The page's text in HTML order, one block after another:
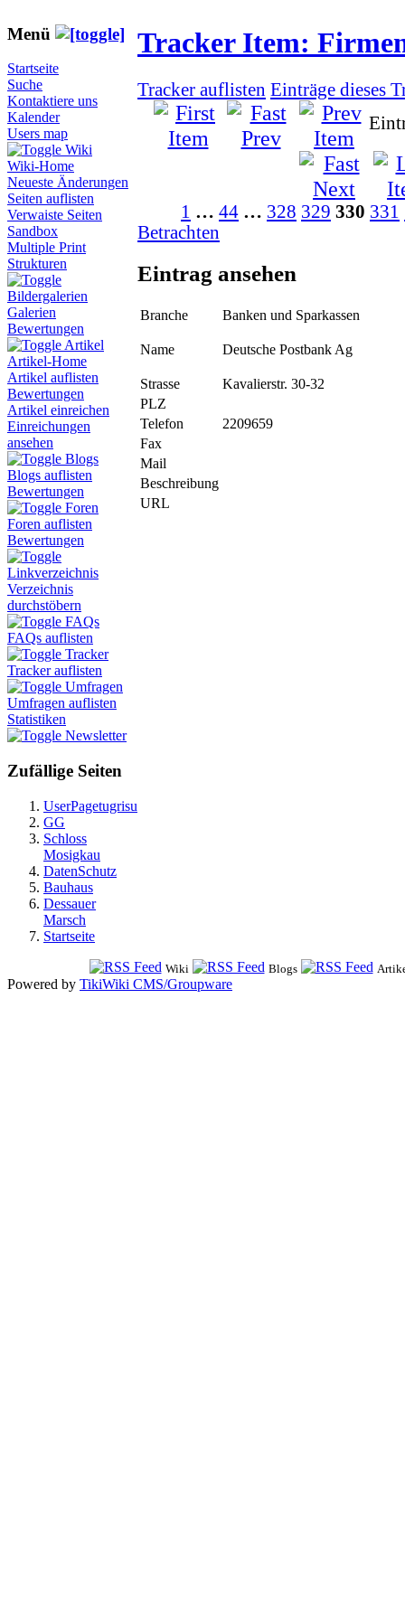
Menü
Startseite
Suche
Kontaktiere uns
Kalender
Users map
Wiki
Wiki-Home
Neueste Änderungen
Seiten auflisten
Verwaiste Seiten
Sandbox
Multiple Print
Strukturen
Bildergalerien
Galerien
Bewertungen
Artikel
Artikel-Home
Artikel auflisten
Bewertungen
Artikel einreichen
Einreichungen
ansehen
Blogs
Blogs auflisten
Bewertungen
Foren
Foren auflisten
Bewertungen
Linkverzeichnis
Verzeichnis
durchstöbern
FAQs
FAQs auflisten
Tracker
Tracker auflisten
Umfragen
Umfragen auflisten
Statistiken
Newsletter
Zufällige Seiten
UserPagetugrisu
GG
Schloss
Mosigkau
DatenSchutz
Bauhaus
Dessauer
Marsch
Startseite
Tracker Item:
Tracker auflisten Einträge dieses
1 … 44 … 328 329 330 331
Betrachten
Eintrag ansehen
Branche Banken und Sparkassen
Name Deutsche Postbank Ag
Strasse
Kavalierstr. 30-32
PLZ
Telefon
2209659
Fax
Mail
Beschreibung
URL
Wiki Blogs
Powered by TikiWiki CMS/Groupware